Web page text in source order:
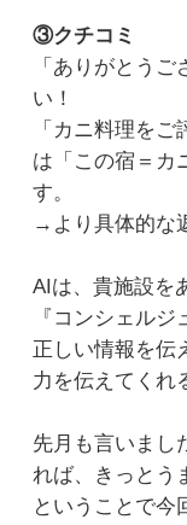
③クチコミ
「ありがとう
い！
「カニ料理を
は「この宿＝カ
す。
→より具体的な
AIは、貴施設を
『コンシェルジ
正しい情報を伝
力を伝えてく
先月も言いまし
れば、きっとう
ということで今